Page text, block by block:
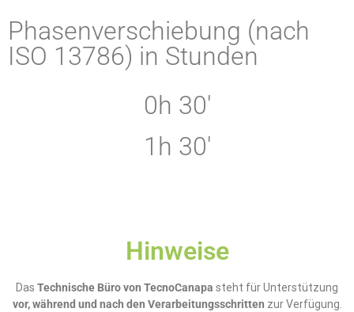
Phasenverschiebung (nach
ISO 13786) in Stunden
0h 30'
1h 30'
Hinweise
Das Technische Büro von TecnoCanapa steht für Unterstützung
vor, während und nach den Verarbeitungsschritten zur Verfügung.